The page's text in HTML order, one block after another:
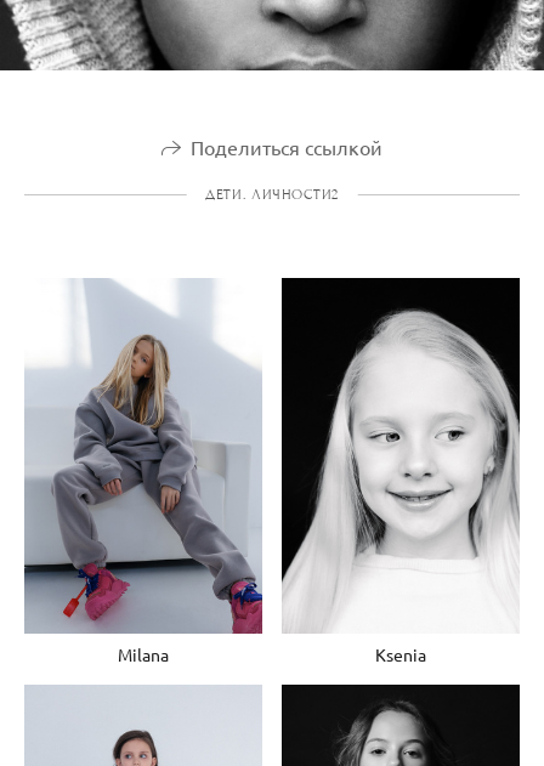
Поделиться ссылкой
ДЕТИ. ЛИЧНОСТИ2
Milana Ksenia